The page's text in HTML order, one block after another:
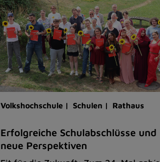
Volkshochschule | Schulen | Rathaus
Erfolgreiche Schulabschlüsse und
neue Perspektiven